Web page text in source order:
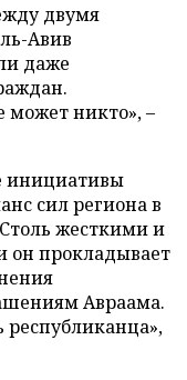
двумя
Авив
даже
может никто», –
инициативы
сил региона в
Столь жесткими и
он прокладывает
Авраама.
республиканца»,